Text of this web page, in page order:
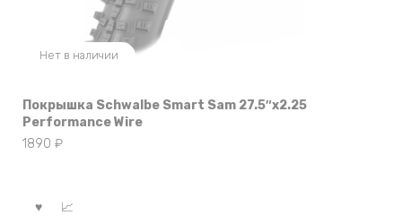
Нет в наличии
Покрышка Schwalbe Smart Sam 27.5″x2.25
Performance Wire
1890 ₽